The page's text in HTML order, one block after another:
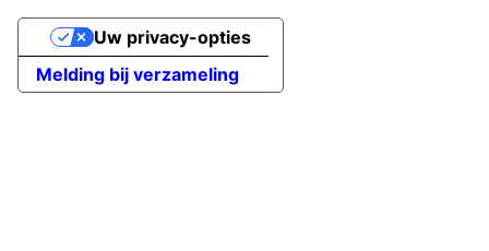
Melding bij verzameling
Uw privacy-opties